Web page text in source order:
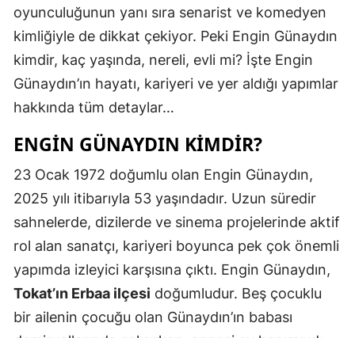
Gümüşhane
Hakkari
Hatay
İstanbul
Kars
Kastamonu
oyunculuğunun yanı sıra senarist ve komedyen
kimliğiyle de dikkat çekiyor. Peki Engin Günaydın
kimdir, kaç yaşında, nereli, evli mi? İşte Engin
Günaydın’ın hayatı, kariyeri ve yer aldığı yapımlar
hakkında tüm detaylar…
ENGIN GÜNAYDIN KIMDIR?
23 Ocak 1972 doğumlu olan Engin Günaydın,
2025 yılı itibarıyla 53 yaşındadır. Uzun süredir
sahnelerde, dizilerde ve sinema projelerinde aktif
rol alan sanatçı, kariyeri boyunca pek çok önemli
yapımda izleyici karşısına çıktı. Engin Günaydın,
Tokat’ın Erbaa ilçesi doğumludur. Beş çocuklu
bir ailenin çocuğu olan Günaydın’ın babası